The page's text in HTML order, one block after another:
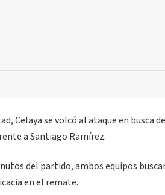
Celaya se volcó al ataque en busca
a Santiago Ramírez.
del partido, ambos equipos
en el remate.